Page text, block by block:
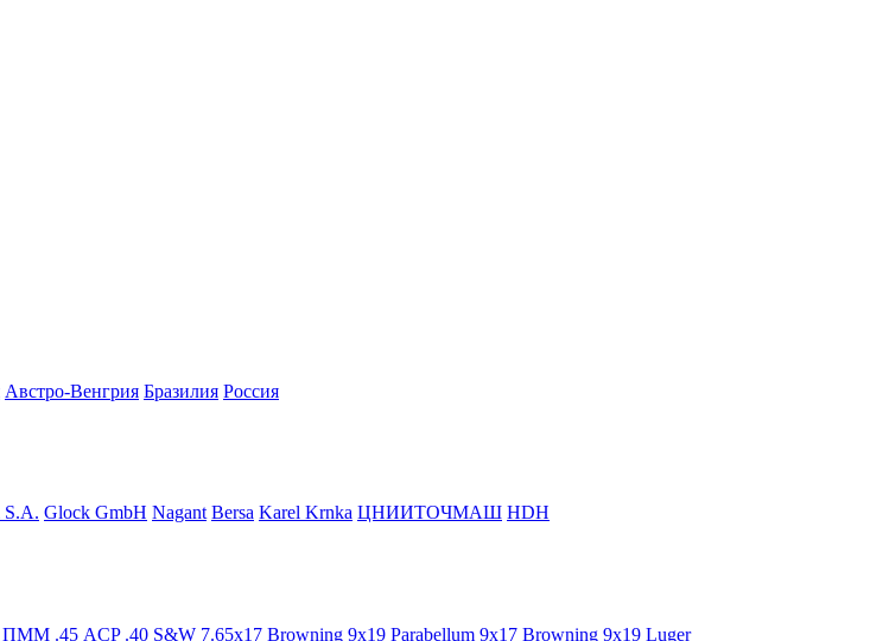
Австро-Венгрия Бразилия Росcия
S.A. Glock GmbH Nagant Bersa Karel Krnka ЦНИИТОЧМАШ HDH
ПММ .45 ACP .40 S&W 7.65x17 Browning 9x19 Parabellum 9x17 Browning 9x19 Luger